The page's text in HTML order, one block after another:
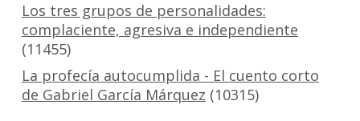
Los tres grupos de personalidades:
complaciente, agresiva e independiente
(11455)
La profecía autocumplida - El cuento corto
de Gabriel García Márquez (10315)